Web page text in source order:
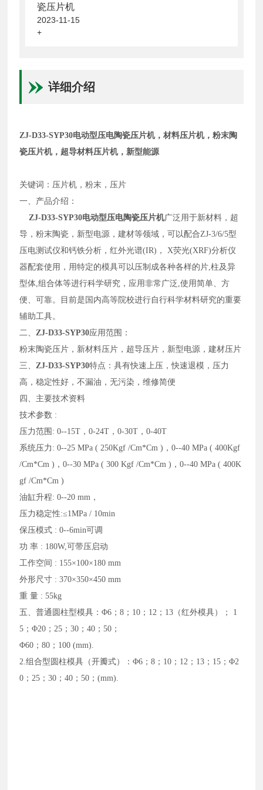
瓷压片机
2023-11-15
+
详细介绍
ZJ-D33-SYP30电动型压电陶瓷压片机，材料压片机，粉末陶
瓷压片机，超导材料压片机，新型能源
关键词： 压片机，粉末，压片
一、产品介绍 ：
ZJ-D33-SYP30电动型压电陶瓷压片机广泛用于新材料，超
导，粉末陶瓷，新型电源，建材等领域，可以配合ZJ-3/6/5型
压电测试仪和钙铁分析，红外光谱(IR)， X荧光(XRF)分析仪
器配套使用，用特定的模具可以压制成各种各样的片,柱及异
型体,组合体等进行科学研究，应用非常广泛,使用简单、方
便、可靠。目前是国内高等院校进行自行科学材料研究的重要
辅助工具。
二、 ZJ-D33-SYP30应用范围：
粉末陶瓷压片，新材料压片，超导压片，新型电源，建材压片
三、 ZJ-D33-SYP30特点：具有快速上压，快速退模，压力
高，稳定性好，不漏油，无污染，维修简便
四、主要技术资料
技术参数 :
压力范围: 0--15T，0-24T，0-30T，0-40T
系统压力: 0--25 MPa ( 250Kgf /Cm*Cm )，0--40 MPa ( 400Kgf
/Cm*Cm )，0--30 MPa ( 300 Kgf /Cm*Cm )，0--40 MPa ( 400K
gf /Cm*Cm )
油缸升程: 0--20 mm，
压力稳定性:≤1MPa / 10min
保压模式 : 0--6min可调
功 率 : 180W,可带压启动
工作空间 : 155×100×180 mm
外形尺寸 : 370×350×450 mm
重 量 : 55kg
五、普通圆柱型模具：Φ6；8；10；12；13（红外模具）； 1
5；Φ20；25；30；40；50；
Φ60；80；100 (mm).
2.组合型圆柱模具（开瓣式）：Φ6；8；10；12；13；15；Φ2
0；25；30；40；50；(mm).